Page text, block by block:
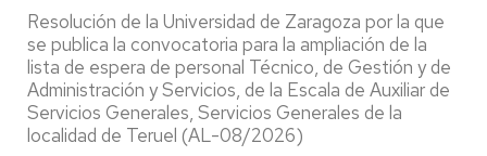
AL-
08/2026.
Ampliación
listas
espera
PTGAS.
Resolución de la Universidad de Zaragoza por la que
se publica la convocatoria para la ampliación de la
lista de espera de personal Técnico, de Gestión y de
Administración y Servicios, de la Escala de Auxiliar de
Servicios Generales, Servicios Generales de la
localidad de Teruel (AL-08/2026)